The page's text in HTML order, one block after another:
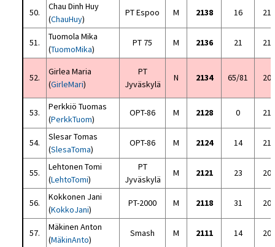
50.
Chau Dinh Huy
(ChauHuy)
PT Espoo M 2138 16
51.
Tuomola Mika
(TuomoMika)
PT 75 M 2136 21
52.
Girlea Maria
(GirleMari)
PT
Jyväskylä
N 2134 65/81
53.
Perkkiö Tuomas
(PerkkTuom)
OPT-86 M 2128 0
54.
Slesar Tomas
(SlesaToma)
OPT-86 M 2124 14
55.
Lehtonen Tomi
(LehtoTomi)
PT
Jyväskylä
M 2121 23
56.
Kokkonen Jani
(KokkoJani)
PT-2000 M 2118 31
57.
Mäkinen Anton
(MäkinAnto)
Smash M 2111 14